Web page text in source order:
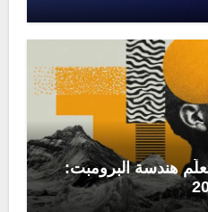
هندسة البرومبت: